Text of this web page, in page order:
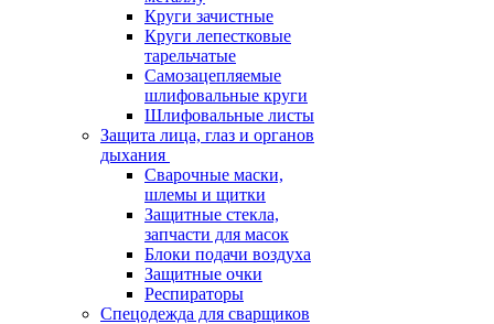
Круги зачистные
Круги лепестковые
тарельчатые
Самозацепляемые
шлифовальные круги
Шлифовальные листы
Защита лица, глаз и органов
дыхания
Сварочные маски,
шлемы и щитки
Защитные стекла,
запчасти для масок
Блоки подачи воздуха
Защитные очки
Респираторы
Спецодежда для сварщиков